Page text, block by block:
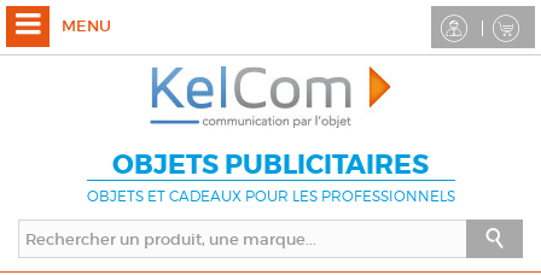
OBJETS PUBLICITAIRES
OBJETS ET CADEAUX POUR LES PROFESSIONNELS
MENU